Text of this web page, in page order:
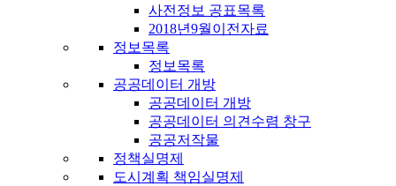
사전정보 공표목록
2018년9월이전자료
정보목록
정보목록
공공데이터 개방
공공데이터 개방
공공데이터 의견수렴 창구
공공저작물
정책실명제
도시계획 책임실명제